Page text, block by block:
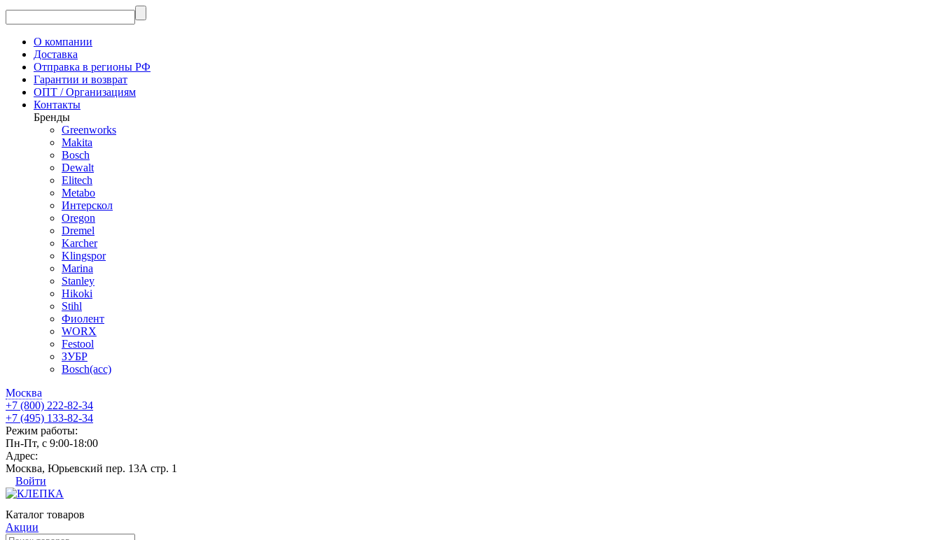
О компании
Доставка
Отправка в регионы РФ
Гарантии и возврат
ОПТ / Организациям
Контакты
Бренды
Greenworks
Makita
Bosch
Dewalt
Elitech
Metabo
Интерскол
Oregon
Dremel
Karcher
Klingspor
Marina
Stanley
Hikoki
Stihl
Фиолент
WORX
Festool
ЗУБР
Bosch(acc)
Москва
+7 (800) 222-82-34
+7 (495) 133-82-34
Режим работы:
Пн-Пт, с 9:00-18:00
Адрес:
Москва, Юрьевский пер. 13А стр. 1
Войти
Каталог товаров
Акции